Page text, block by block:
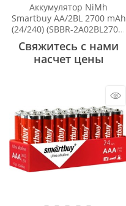
Аккумулятор NiMh
Smartbuy AA/2BL 2700 mAh
(24/240) (SBBR-2A02BL2700)
Свяжитесь с нами
насчет цены